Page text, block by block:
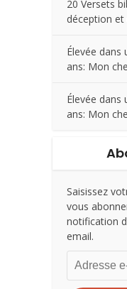
20 Versets
déception
Élevée dans
ans: Mon
Élevée dans
ans: Mon
Saisissez
vous
notification
email.
Adresse
e-